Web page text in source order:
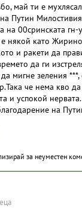
май ти е
Путин
на 00сринската
някой като
и ракети да
да ги
мигне зеления
че нема кво
и успокой
на
за неуместен